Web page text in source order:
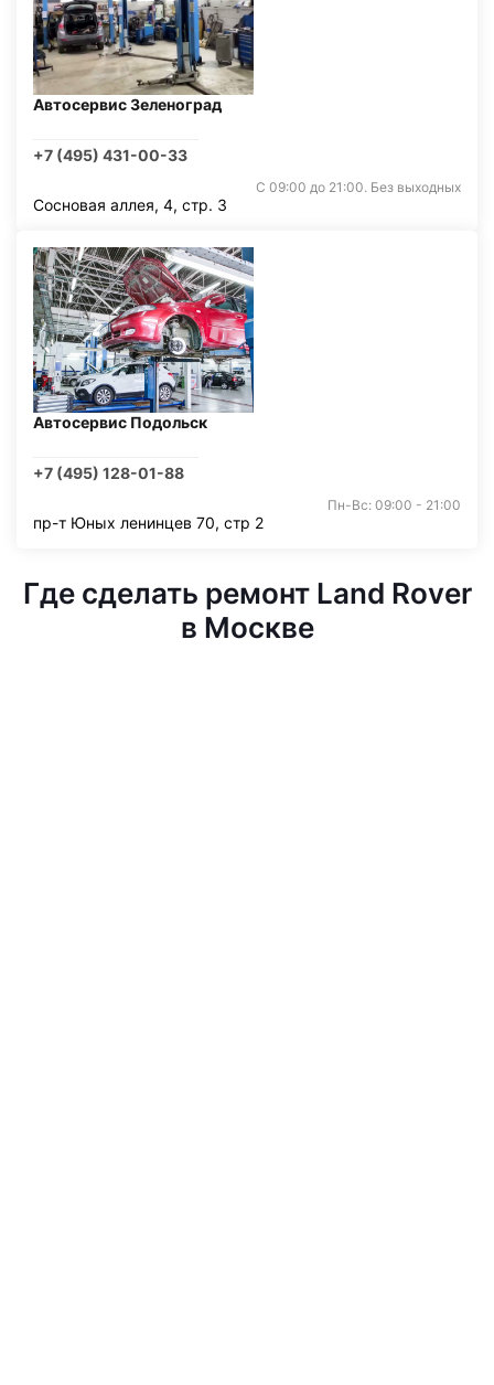
Автосервис Зеленоград
+7 (495) 431-00-33
С 09:00 до 21:00. Без выходных
Сосновая аллея, 4, стр. 3
Автосервис Подольск
+7 (495) 128-01-88
Пн-Вс: 09:00 - 21:00
пр-т Юных ленинцев 70, стр 2
Где сделать ремонт Land Rover
в Москве